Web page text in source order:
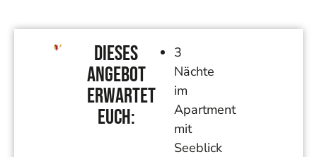
Dieses
Angebot
erwartet
euch:
3
Nächte
im
Apartment
mit
Seeblick